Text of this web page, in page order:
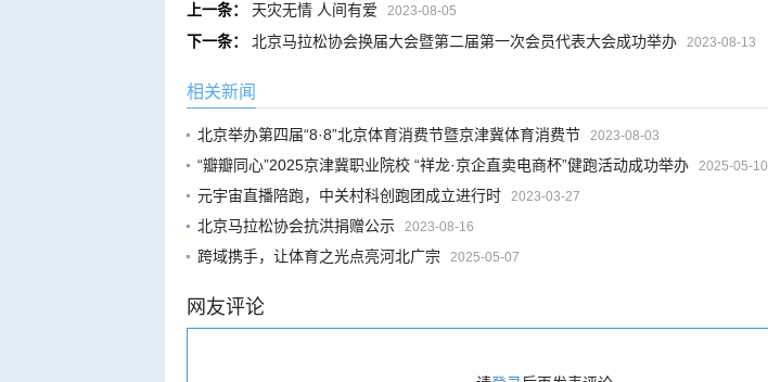
上一条： 天灾无情 人间有爱 2023-08-05
下一条： 北京马拉松协会换届大会暨第二届第一次会员代表大会成功举办 2023-08-13
相关新闻
北京举办第四届“8·8”北京体育消费节暨京津冀体育消费节 2023-08-03
“瓣瓣同心”2025京津冀职业院校 “祥龙·京企直卖电商杯”健跑活动成功举办 2025-05-10
元宇宙直播陪跑，中关村科创跑团成立进行时 2023-03-27
北京马拉松协会抗洪捐赠公示 2023-08-16
跨域携手，让体育之光点亮河北广宗 2025-05-07
网友评论